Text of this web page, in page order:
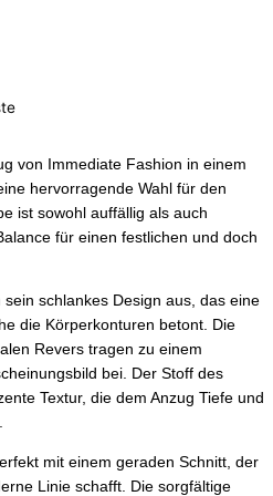
von Immediate Fashion in einem
hervorragende Wahl für den
ist sowohl auffällig als auch
für einen festlichen und doch
schlankes Design aus, das eine
die Körperkonturen betont. Die
Revers tragen zu einem
bei. Der Stoff des
Textur, die dem Anzug Tiefe und
mit einem geraden Schnitt, der
Linie schafft. Die sorgfältige